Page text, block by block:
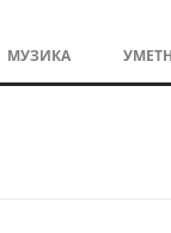
МУЗИКА